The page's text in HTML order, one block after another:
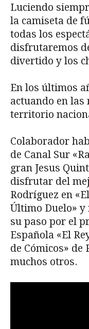
Luciendo
la camiseta de
todas los
disfrutaremos
divertido y los
En los últimos
actuando en las
territorio
Colaborador
de Canal Sur
gran Jesus
disfrutar del
Rodríguez en
Último Duelo» y
su paso por el
Española «El
de Cómicos» de
muchos otros.